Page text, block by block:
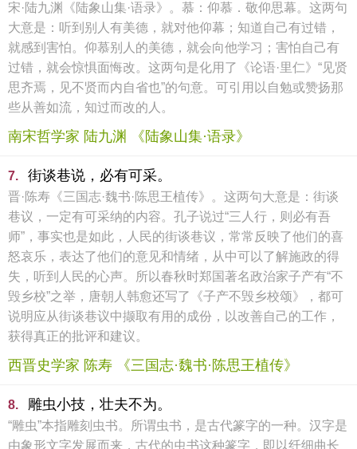
宋·陆九渊《陆象山集·语录》。慕：仰慕．敬仰思幕。这两句
大意是：听到别人有美德，就对他仰幕；知道自己有过错，
就感到害怕。仰慕别人的美德，就会向他学习；害怕自己有
过错，就会惊惧面悔改。这两句是化用了《论语·里仁》“见贤
思齐焉，见不贤而内自省也”的句意。可引用以自勉或赞扬那
些从善如流，知过而改的人。
南宋哲学家 陆九渊 《陆象山集·语录》
7. 街谈巷说，必有可采。
晋·陈寿《三国志·魏书·陈思王植传》。这两句大意是：街谈
巷议，一定有可采纳的内容。孔子说过“三人行，则必有吾
师”，事实也是如此，人民的街谈巷议，常常反映了他们的喜
怒哀乐，表达了他们的意见和情绪，从中可以了解施政的得
失，听到人民的心声。所以春秋时郑国著名政治家子产有“不
毁乡校”之举，唐朝人韩愈还写了《子产不毁乡校颂》，都可
说明应从街谈巷议中撷取有用的成份，以改善自己的工作，
获得真正的批评和建议。
西晋史学家 陈寿 《三国志·魏书·陈思王植传》
8. 雕虫小技，壮夫不为。
“雕虫”本指雕刻虫书。所谓虫书，是古代篆字的一种。汉字是
由象形文字发展而来，古代的虫书这种篆字，即以纤细曲长